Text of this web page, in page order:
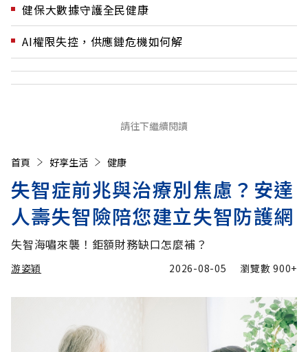
健保大數據守護全民健康
AI權限失控，供應鏈危機如何解
請往下繼續閱讀
首頁 好享生活 健康
失智症前兆與治療別焦慮？安達
人壽失智險陪您建立失智防護網
失智海嘯來襲！鉅額財務缺口怎麼補？
游姿穎 2026-08-05 瀏覽數900+